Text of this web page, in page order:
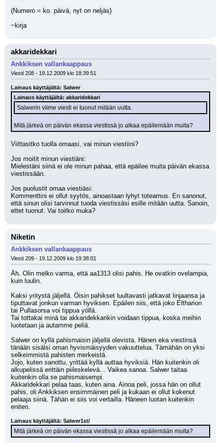
(Numero = ko. päivä, nyt on neljäs)
~kirja
akkaridekkari
Ankkiksen vallankaappaus
Viesti 208 - 19.12.2009 klo 18:39:51
Lainaus käyttäjältä: Salwer
Lainaus käyttäjältä: akkaridekkari
Salwerin viime viesti ei tuonut mitään uutta.
Mitä järkeä on päivän ekassa viestissä jo alkaa epäilemään muita?
Viittasitko tuolla omaasi, vai minun viestiini?
Jos moitit minun viestiäni:
Mielestäni siinä ei ole minun pahaa, että epäilee muita päivän ekassa
viestissään.
Jos puolustit omaa viestiäsi:
Kommenttini ei ollut syytös, ainoastaan lyhyt toteamus. En sanonut,
että sinun olisi tarvinnut tuoda viestissäsi esille mitään uutta. Sanoin,
ettet tuonut. Vai toitko muka?
Niketin
Ankkiksen vallankaappaus
Viesti 209 - 19.12.2009 klo 19:38:01
Äh. Olin melko varma, että aa1313 olisi pahis. He ovatkin ovelampia,
kuin luulin.
Kaksi yritystä jäljellä. Öisin pahikset luultavasti jatkavat linjaansa ja
tiputtavat jonkun varman hyviksen. Epäilen siis, että joko Eltharion
tai Pullasorsa voi tippua yöllä.
Tai tottakai minä tai akkaridekkarikin voidaan tippua, koska meihin
luotetaan ja autamme peliä.
Salwer on kyllä pahismaisin jäljellä olevista. Hänen eka viestinsä
tänään sisälsi oman hyvismäisyyden vakuuttelua. Tämähän on yksi
selkeimmistä pahisten merkeistä.
Jojo, kuten sanottu, yrittää kyllä auttaa hyviksiä. Hän kuitenkin oli
alkupelissä erittäin piileskelevä... Vaikea sanoa. Salwer taitaa
kuitenkin olla se pahismaisempi.
Akkaridekkari pelaa taas, kuten aina. Ainoa peli, jossa hän on ollut
pahis, oli Ankkiksen ensimmäinen peli ja kukaan ei ollut kokenut
pelaaja siinä. Tähän ei siis voi vertailla. Häneen luotan kuitenkin
eniten.
Lainaus käyttäjältä: Salwer1st/
Mitä järkeä on päivän ekassa viestissä jo alkaa epäilemään muita?